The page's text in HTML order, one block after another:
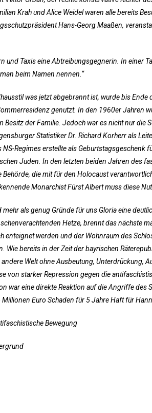
Krah und Alice Weidel waren alle bereits
Hans-Georg Maaßen,
und Taxis eine Abtreibungsgegnerin. In einer
beim Namen nennen.“
was jetzt abgebrannt ist, wurde bis Ende
genutzt. In den 1960er Jahren
Besitz der Familie. Jedoch war es nicht nur die
Statistiker Dr. Richard Korherr als
Regimes erstellte als Geburtstagsgeschenk
Juden. In den letzten beiden Jahren des
Behörde, die mit für den Holocaust
Monarchist Fürst Albert muss diese
als genug Gründe für uns Gloria eine
Hetze, brennt das nächste
enteignet werden und der Wohnraum des
Wie bereits in der Zeit der bayrischen
Welt ohne Ausbeutung, Unterdrückung,
von starker Repression gegen die
war eine direkte Reaktion auf die Angriffe des
Euro Schaden für 5 Jahre Haft für
Bewegung